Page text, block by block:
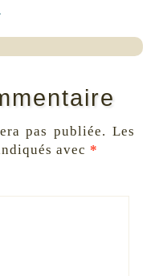
pas publiée. Les
avec *